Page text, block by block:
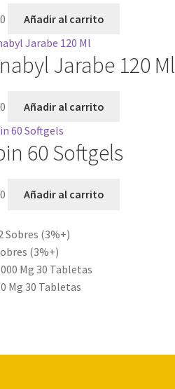
Añadir al carrito
Jarabe 120 Ml
Añadir al carrito
60 Softgels
Añadir al carrito
(3%+)
Mg 30 Tabletas